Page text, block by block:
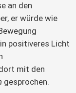
an den
er würde wie
positiveres Licht
mit den
gesprochen.